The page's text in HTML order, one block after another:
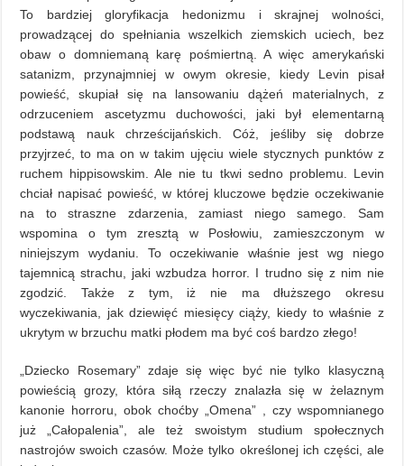
To bardziej gloryfikacja hedonizmu i skrajnej wolności,
prowadzącej do spełniania wszelkich ziemskich uciech, bez
obaw o domniemaną karę pośmiertną. A więc amerykański
satanizm, przynajmniej w owym okresie, kiedy Levin pisał
powieść, skupiał się na lansowaniu dążeń materialnych, z
odrzuceniem ascetyzmu duchowości, jaki był elementarną
podstawą nauk chrześcijańskich. Cóż, jeśliby się dobrze
przyjrzeć, to ma on w takim ujęciu wiele stycznych punktów z
ruchem hippisowskim. Ale nie tu tkwi sedno problemu. Levin
chciał napisać powieść, w której kluczowe będzie oczekiwanie
na to straszne zdarzenia, zamiast niego samego. Sam
wspomina o tym zresztą w Posłowiu, zamieszczonym w
niniejszym wydaniu. To oczekiwanie właśnie jest wg niego
tajemnicą strachu, jaki wzbudza horror. I trudno się z nim nie
zgodzić. Także z tym, iż nie ma dłuższego okresu
wyczekiwania, jak dziewięć miesięcy ciąży, kiedy to właśnie z
ukrytym w brzuchu matki płodem ma być coś bardzo złego!
„Dziecko Rosemary” zdaje się więc być nie tylko klasyczną
powieścią grozy, która siłą rzeczy znalazła się w żelaznym
kanonie horroru, obok choćby „Omena” , czy wspomnianego
już „Całopalenia”, ale też swoistym studium społecznych
nastrojów swoich czasów. Może tylko określonej ich części, ale